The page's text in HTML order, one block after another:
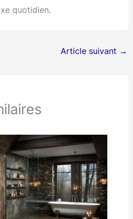
quotidien.
Article suivant →